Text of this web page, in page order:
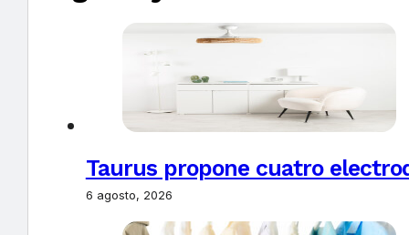
Taurus propone cuatro
6 agosto, 2026